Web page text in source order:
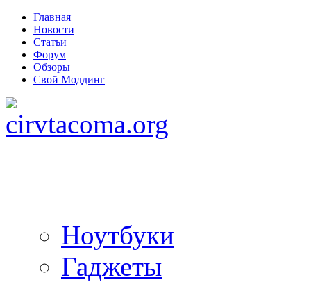
Главная
Новости
Статьи
Форум
Обзоры
Свой Моддинг
Ноутбуки
Гаджеты